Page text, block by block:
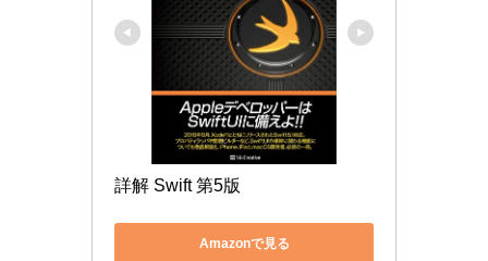
詳解 Swift 第5版
Amazonで見る